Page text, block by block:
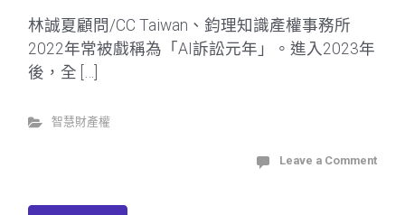
林誠夏顧問/CC Taiwan、鈞理知識產權事務所
2022年常被戲稱為「AI訴訟元年」。進入2023年
後，全 […]
智慧財產權
Leave a Comment